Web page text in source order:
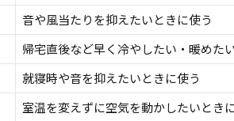
音や風当たりを抑えたいときに使う
帰宅直後など早く冷やしたい・暖めた
就寝時や音を抑えたいときに使う
室温を変えずに空気を動かしたいとき